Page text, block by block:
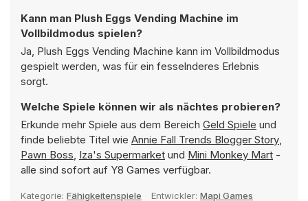
Kann man Plush Eggs Vending Machine im
Vollbildmodus spielen?
Ja, Plush Eggs Vending Machine kann im Vollbildmodus
gespielt werden, was für ein fesselnderes Erlebnis
sorgt.
Welche Spiele können wir als nächtes probieren?
Erkunde mehr Spiele aus dem Bereich Geld Spiele und
finde beliebte Titel wie Annie Fall Trends Blogger Story,
Pawn Boss, Iza's Supermarket und Mini Monkey Mart -
alle sind sofort auf Y8 Games verfügbar.
Kategorie: Fähigkeitenspiele Entwickler: Mapi Games